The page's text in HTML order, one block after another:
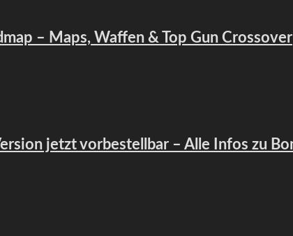
– Maps, Waffen & Top Gun Crossover
jetzt vorbestellbar – Alle Infos zu